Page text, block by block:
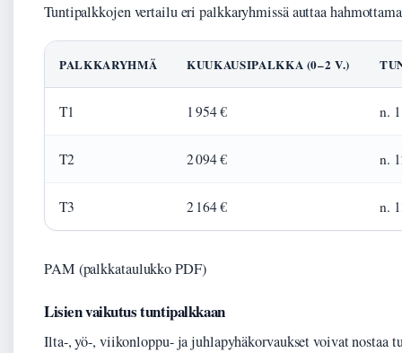
Tuntipalkkojen vertailu eri palkkaryhmissä auttaa
PALKKARYHMÄ KUUKAUSIPALKKA (0–2 V.)
T1 1 954 € n.
T2 2 094 € n.
T3 2 164 € n.
PAM (palkkataulukko PDF)
Lisien vaikutus tuntipalkkaan
Ilta-, yö-, viikonloppu- ja juhlapyhäkorvaukset voivat nostaa